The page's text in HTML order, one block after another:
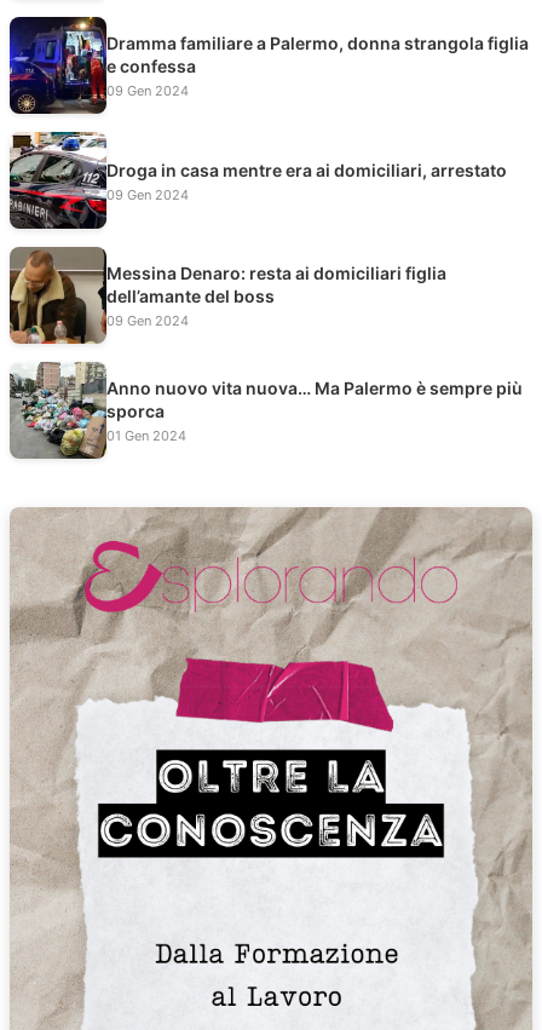
Dramma familiare a Palermo, donna strangola figlia
e confessa
09 Gen 2024
Droga in casa mentre era ai domiciliari, arrestato
09 Gen 2024
Messina Denaro: resta ai domiciliari figlia
dell’amante del boss
09 Gen 2024
Anno nuovo vita nuova… Ma Palermo è sempre più
sporca
01 Gen 2024